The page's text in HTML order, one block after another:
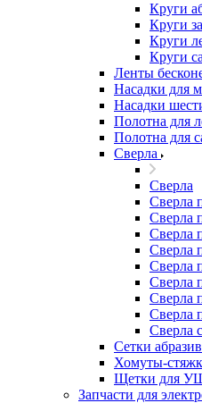
Круги
Круги
Круги
Круги
Ленты
Насадки для
Насадки
Полотна для
Полотна для
Сверла
Сверла
Сверла
Сверла
Сверла
Сверла
Сверла
Сверла
Сверла
Сверла
Сверла
Сетки
Хомуты-
Щетки для
Запчасти для